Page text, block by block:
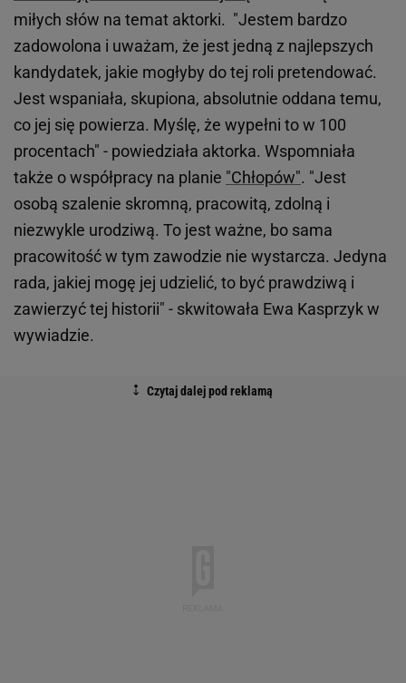
miłych słów na temat aktorki. "Jestem bardzo
zadowolona i uważam, że jest jedną z najlepszych
kandydatek, jakie mogłyby do tej roli pretendować.
Jest wspaniała, skupiona, absolutnie oddana temu,
co jej się powierza. Myślę, że wypełni to w 100
procentach" - powiedziała aktorka. Wspomniała
także o współpracy na planie "Chłopów". "Jest
osobą szalenie skromną, pracowitą, zdolną i
niezwykle urodziwą. To jest ważne, bo sama
pracowitość w tym zawodzie nie wystarcza. Jedyna
rada, jakiej mogę jej udzielić, to być prawdziwą i
zawierzyć tej historii" - skwitowała Ewa Kasprzyk w
wywiadzie.